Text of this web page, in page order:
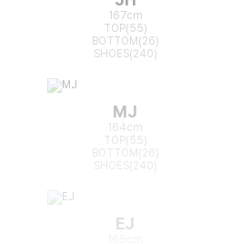
167cm
TOP(55)
BOTTOM(26)
SHOES(240)
MJ
164cm
TOP(55)
BOTTOM(26)
EJ